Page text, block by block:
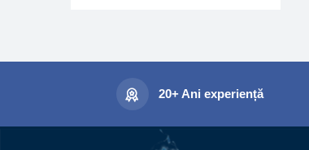
20+ Ani experiență